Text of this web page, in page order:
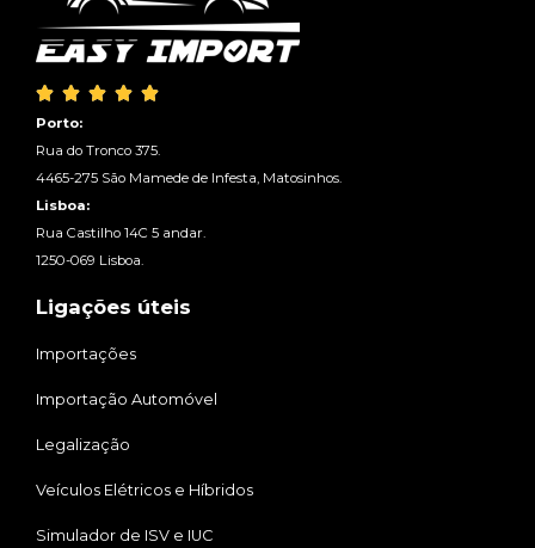
    
Porto:
Rua do Tronco 375.
4465-275 São Mamede de Infesta, Matosinhos.
Lisboa:
Rua Castilho 14C 5 andar.
1250-069 Lisboa.
Ligações úteis
Importações
Importação Automóvel
Legalização
Veículos Elétricos e Híbridos
Simulador de ISV e IUC